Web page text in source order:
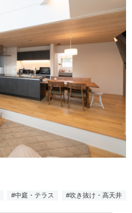
#中庭・テラス #吹き抜け・高天井